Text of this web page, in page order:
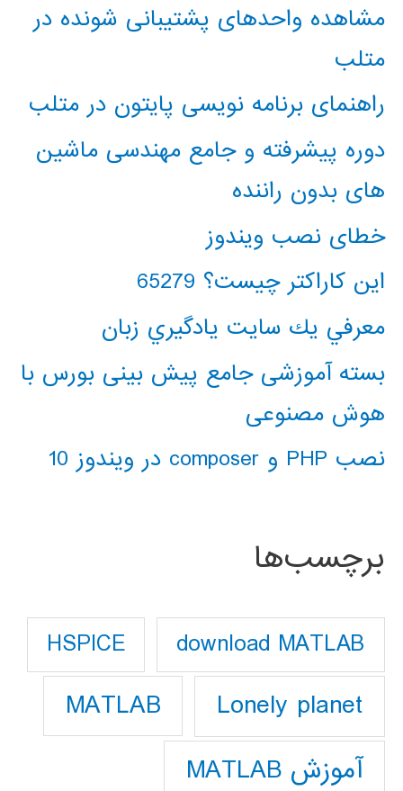
مشاهده واحدهای پشتیبانی شونده در
متلب
راهنمای برنامه نویسی پایتون در متلب
دوره پیشرفته و جامع مهندسی ماشین
های بدون راننده
خطای نصب ویندوز
این کاراکتر چیست؟ 65279
معرفي يك سايت يادگيري زبان
بسته آموزشی جامع پیش بینی بورس با
هوش مصنوعی
نصب PHP و composer در ویندوز 10
برچسب‌ها
download MATLAB
HSPICE
Lonely planet
MATLAB
آموزش MATLAB